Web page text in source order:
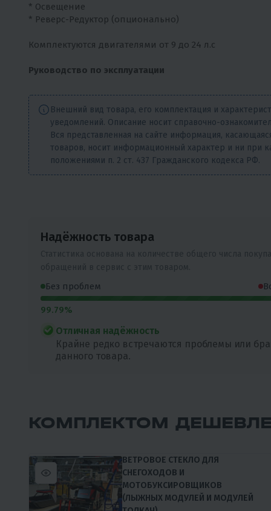
* Освещение
* Реверс-Редуктор (опционально)
Комплектуются двигателями от 9 до 24 л.с
Руководство по эксплуатации
Внешний вид товара, его комплектация и
уведомлений. Описание носит справочно-
Вся представленная на сайте информация,
товаров, носит информационный характер и ни при
положениями п. 2 ст. 437 Гражданского кодекса РФ.
Надёжность товара
Без проблем
99.79%
Отличная надёжность
Крайне редко встречаются проблемы или
данного товара.
КОМПЛЕКТОМ ДЕШЕВЛЕ
ВЕТРОВОЕ СТЕКЛО ДЛЯ
СНЕГОХОДОВ И
МОТОБУКСИРОВЩИКОВ
(ЛЫЖНЫХ МОДУЛЕЙ И МОДУЛЕЙ